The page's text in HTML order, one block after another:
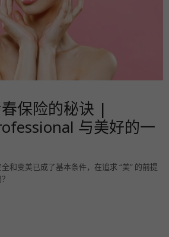
春保险的秘诀 |
与美好的一
和变美已成了基本条件，在追求 “美” 的前提